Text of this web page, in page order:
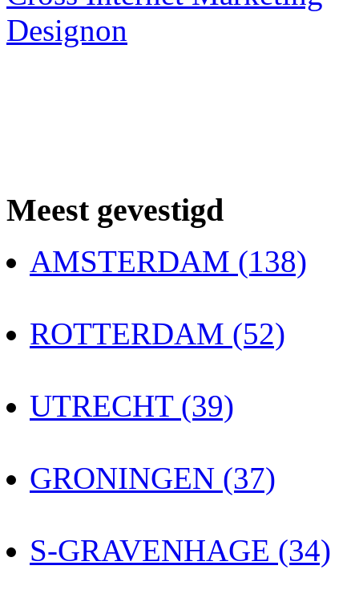
Designon
Meest gevestigd
AMSTERDAM (138)
ROTTERDAM (52)
UTRECHT (39)
GRONINGEN (37)
S-GRAVENHAGE (34)